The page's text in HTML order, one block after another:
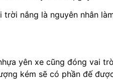
trời nắng là nguyên nhân
yên xe cũng đóng vai
kém sẽ có phần đế